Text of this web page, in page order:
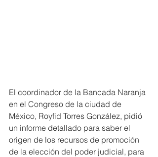
El coordinador de la Bancada Naranja
en el Congreso de la ciudad de
México, Royfid Torres González, pidió
un informe detallado para saber el
origen de los recursos de promoción
de la elección del poder judicial, para